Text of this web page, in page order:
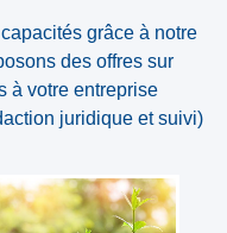
grâce à notre
des offres sur
à votre entreprise
juridique et suivi)